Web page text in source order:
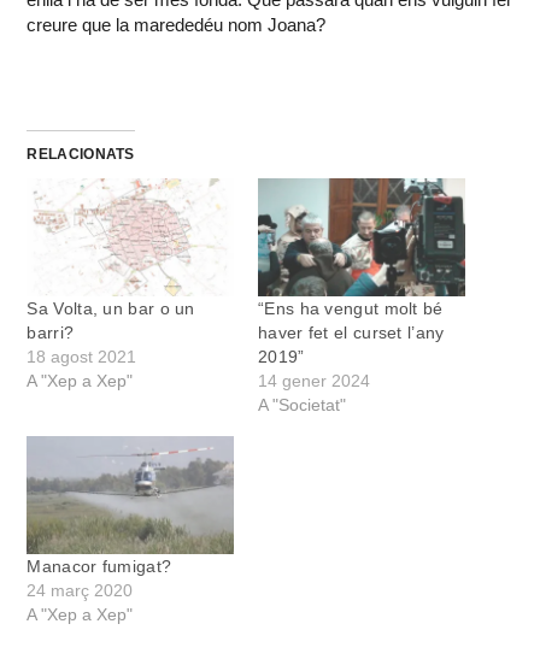
creure que la marededéu nom Joana?
RELACIONATS
Sa Volta, un bar o un
barri?
18 agost 2021
A "Xep a Xep"
“Ens ha vengut molt bé
haver fet el curset l’any
2019”
14 gener 2024
A "Societat"
Manacor fumigat?
24 març 2020
A "Xep a Xep"